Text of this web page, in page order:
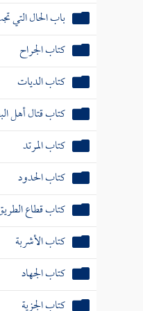
كتاب الديات
كتاب قتال أهل
كتاب المرتد
كتاب الحدود
كتاب قطاع
كتاب الأشربة
كتاب الجهاد
كتاب الجزية
كتاب الصيد